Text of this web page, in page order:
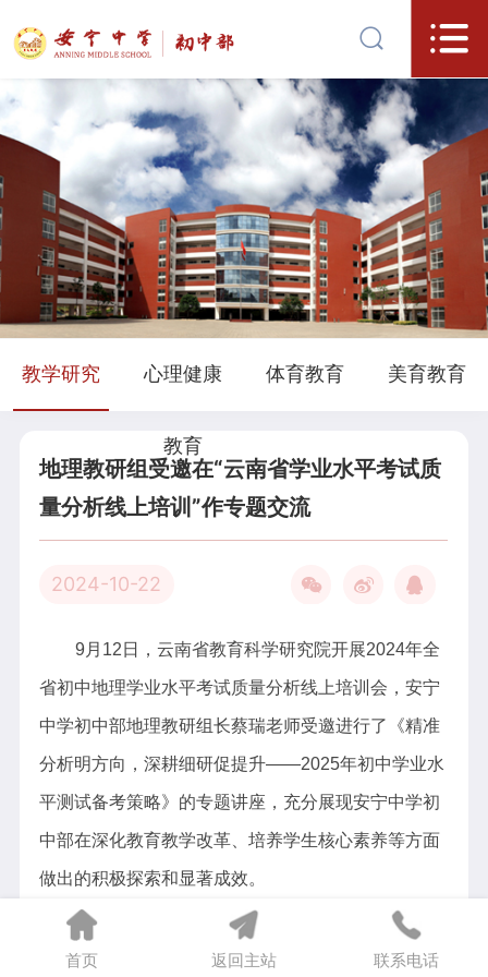
教学研究 心理健康
教育
体育教育 美育教育
地理教研组受邀在“云南省学业水平考试质
量分析线上培训”作专题交流
2024-10-22
9月12日，云南省教育科学研究院开展2024年全
省初中地理学业水平考试质量分析线上培训会，安宁
中学初中部地理教研组长蔡瑞老师受邀进行了《精准
分析明方向，深耕细研促提升——2025年初中学业水
平测试备考策略》的专题讲座，充分展现安宁中学初
中部在深化教育教学改革、培养学生核心素养等方面
做出的积极探索和显著成效。
蔡老师从命题依据、试题与教材的关联、试题的
语言表述三个方面对命题特点进行了介绍，以经典试
首页 返回主站 联系电话